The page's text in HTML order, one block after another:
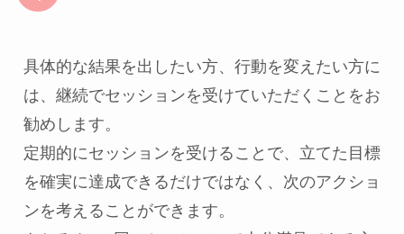
具体的な結果を出したい方、行動を変えたい方に
は、継続でセッションを受けていただくことをお
勧めします。
定期的にセッションを受けることで、立てた目標
を確実に達成できるだけではなく、次のアクショ
ンを考えることができます。